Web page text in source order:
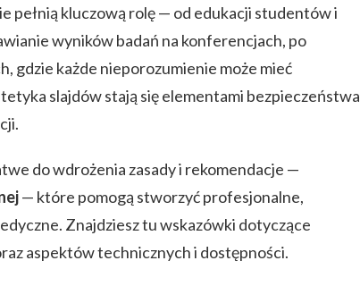
pełnią kluczową rolę — od edukacji studentów i
wyników badań na konferencjach, po
gdzie każde nieporozumienie może mieć
slajdów stają się elementami bezpieczeństwa
do wdrożenia zasady i rekomendacje —
— które pomogą stworzyć profesjonalne,
Znajdziesz tu wskazówki dotyczące
aspektów technicznych i dostępności.